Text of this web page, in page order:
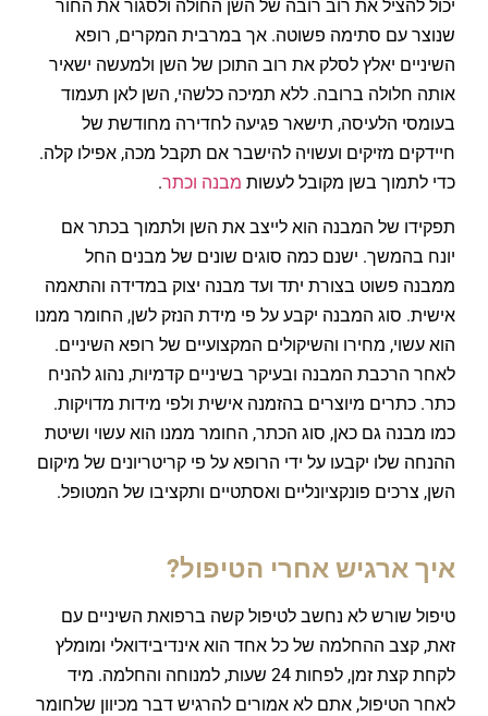
יכול להציל את רוב רובה של השן החולה ולסגור את החור
שנוצר עם סתימה פשוטה. אך במרבית המקרים, רופא
השיניים יאלץ לסלק את רוב התוכן של השן ולמעשה ישאיר
אותה חלולה ברובה. ללא תמיכה כלשהי, השן לאן תעמוד
בעומסי הלעיסה, תישאר פגיעה לחדירה מחודשת של
חיידקים מזיקים ועשויה להישבר אם תקבל מכה, אפילו קלה.
כדי לתמוך בשן מקובל לעשות מבנה וכתר.
תפקידו של המבנה הוא לייצב את השן ולתמוך בכתר אם
יונח בהמשך. ישנם כמה סוגים שונים של מבנים החל
ממבנה פשוט בצורת יתד ועד מבנה יצוק במדידה והתאמה
אישית. סוג המבנה יקבע על פי מידת הנזק לשן, החומר ממנו
הוא עשוי, מחירו והשיקולים המקצועיים של רופא השיניים.
לאחר הרכבת המבנה ובעיקר בשיניים קדמיות, נהוג להניח
כתר. כתרים מיוצרים בהזמנה אישית ולפי מידות מדויקות.
כמו מבנה גם כאן, סוג הכתר, החומר ממנו הוא עשוי ושיטת
ההנחה שלו יקבעו על ידי הרופא על פי קריטריונים של מיקום
השן, צרכים פונקציונליים ואסתטיים ותקציבו של המטופל.
איך ארגיש אחרי הטיפול?
טיפול שורש לא נחשב לטיפול קשה ברפואת השיניים עם
זאת, קצב ההחלמה של כל אחד הוא אינדיבידואלי ומומלץ
לקחת קצת זמן, לפחות 24 שעות, למנוחה והחלמה. מיד
לאחר הטיפול, אתם לא אמורים להרגיש דבר מכיוון שלחומר